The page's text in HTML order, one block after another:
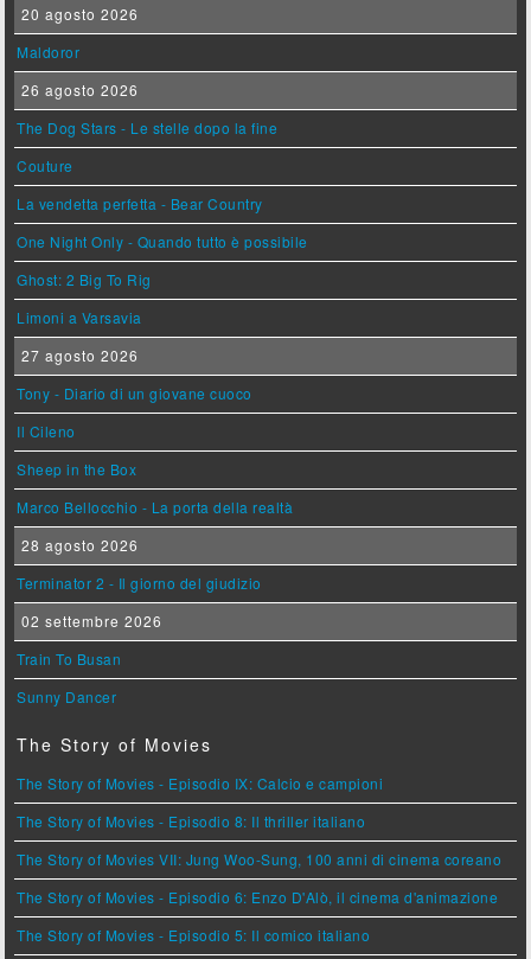
20 agosto 2026
Maldoror
26 agosto 2026
The Dog Stars - Le stelle dopo la fine
Couture
La vendetta perfetta - Bear Country
One Night Only - Quando tutto è possibile
Ghost: 2 Big To Rig
Limoni a Varsavia
27 agosto 2026
Tony - Diario di un giovane cuoco
Il Cileno
Sheep in the Box
Marco Bellocchio - La porta della realtà
28 agosto 2026
Terminator 2 - Il giorno del giudizio
02 settembre 2026
Train To Busan
Sunny Dancer
The Story of Movies
The Story of Movies - Episodio IX: Calcio e campioni
The Story of Movies - Episodio 8: Il thriller italiano
The Story of Movies VII: Jung Woo-Sung, 100 anni di cinema coreano
The Story of Movies - Episodio 6: Enzo D'Alò, il cinema d'animazione
The Story of Movies - Episodio 5: Il comico italiano